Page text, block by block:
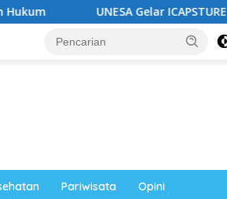
UNESA Gelar ICAPSTURE 2026 di
Pariwisata Opini